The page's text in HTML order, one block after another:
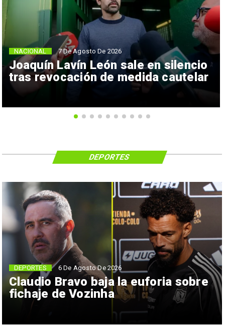
Joaquín Lavín León sale en silencio
tras revocación de medida cautelar
NACIONAL 7 De Agosto De 2026
Claudio Bravo baja la euforia sobre
fichaje de Vozinha
DEPORTES 6 De Agosto De 2026
DEPORTES